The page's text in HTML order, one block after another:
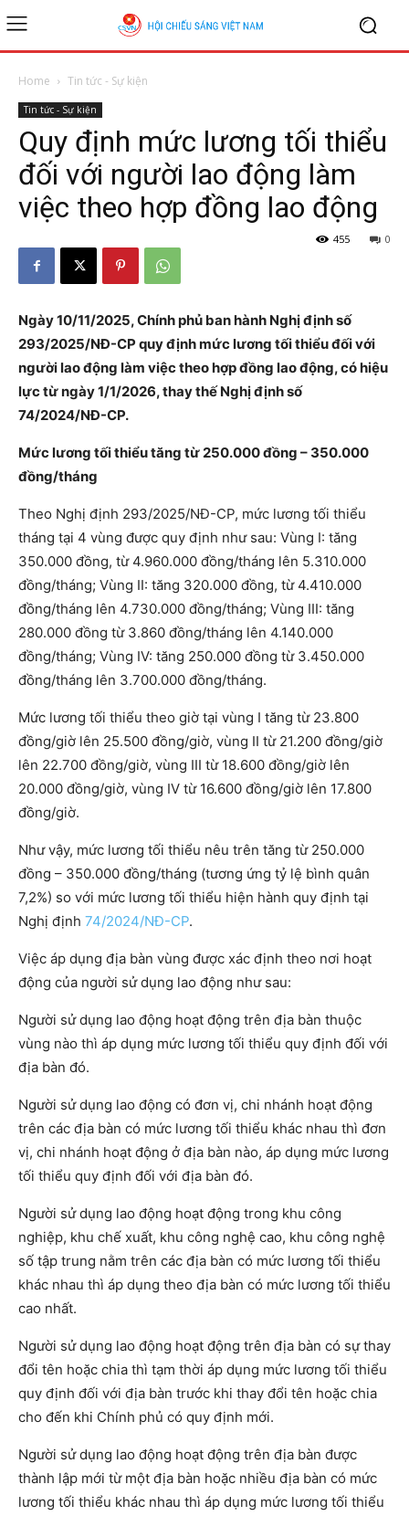
Home Tin tức - Sự kiện
Tin tức - Sự kiện
Quy định mức lương tối thiểu
đối với người lao động làm
việc theo hợp đồng lao động
0
455
Ngày 10/11/2025, Chính phủ ban hành Nghị định số
293/2025/NĐ-CP quy định mức lương tối thiểu đối với
người lao động làm việc theo hợp đồng lao động, có hiệu
lực từ ngày 1/1/2026, thay thế Nghị định số
74/2024/NĐ-CP.
Mức lương tối thiểu tăng từ 250.000 đồng – 350.000
đồng/tháng
Theo Nghị định 293/2025/NĐ-CP, mức lương tối thiểu
tháng tại 4 vùng được quy định như sau: Vùng I: tăng
350.000 đồng, từ 4.960.000 đồng/tháng lên 5.310.000
đồng/tháng; Vùng II: tăng 320.000 đồng, từ 4.410.000
đồng/tháng lên 4.730.000 đồng/tháng; Vùng III: tăng
280.000 đồng từ 3.860 đồng/tháng lên 4.140.000
đồng/tháng; Vùng IV: tăng 250.000 đồng từ 3.450.000
đồng/tháng lên 3.700.000 đồng/tháng.
Mức lương tối thiểu theo giờ tại vùng I tăng từ 23.800
đồng/giờ lên 25.500 đồng/giờ, vùng II từ 21.200 đồng/giờ
lên 22.700 đồng/giờ, vùng III từ 18.600 đồng/giờ lên
20.000 đồng/giờ, vùng IV từ 16.600 đồng/giờ lên 17.800
đồng/giờ.
Như vậy, mức lương tối thiểu nêu trên tăng từ 250.000
đồng – 350.000 đồng/tháng (tương ứng tỷ lệ bình quân
7,2%) so với mức lương tối thiểu hiện hành quy định tại
Nghị định 74/2024/NĐ-CP.
Việc áp dụng địa bàn vùng được xác định theo nơi hoạt
động của người sử dụng lao động như sau:
Người sử dụng lao động hoạt động trên địa bàn thuộc
vùng nào thì áp dụng mức lương tối thiểu quy định đối với
địa bàn đó.
Người sử dụng lao động có đơn vị, chi nhánh hoạt động
trên các địa bàn có mức lương tối thiểu khác nhau thì đơn
vị, chi nhánh hoạt động ở địa bàn nào, áp dụng mức lương
tối thiểu quy định đối với địa bàn đó.
Người sử dụng lao động hoạt động trong khu công
nghiệp, khu chế xuất, khu công nghệ cao, khu công nghệ
số tập trung nằm trên các địa bàn có mức lương tối thiểu
khác nhau thì áp dụng theo địa bàn có mức lương tối thiểu
cao nhất.
Người sử dụng lao động hoạt động trên địa bàn có sự thay
đổi tên hoặc chia thì tạm thời áp dụng mức lương tối thiểu
quy định đối với địa bàn trước khi thay đổi tên hoặc chia
cho đến khi Chính phủ có quy định mới.
Người sử dụng lao động hoạt động trên địa bàn được
thành lập mới từ một địa bàn hoặc nhiều địa bàn có mức
lương tối thiểu khác nhau thì áp dụng mức lương tối thiểu